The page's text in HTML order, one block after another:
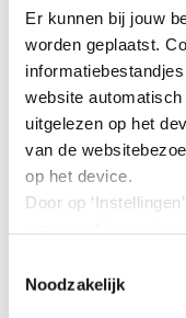
Er kunnen bij jouw
worden geplaatst.
website
uitgelezen op het
van de
op het device.
Door op
alle cookies zoals
in deze
Noodzakelijk
nieuwe dossier zijn
maatregelen te
individueel en ook
deelnemen.
Acties bij
Komt
belangrijk dat er